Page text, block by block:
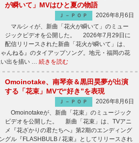
が瞬いて」MVはひと夏の物語
Ｊ－ＰＯＰ
2026年8月6日
マルシィが、新曲「花火が瞬いて」のミュー
ジックビデオを公開した。 2026年7月29日に
配信リリースされた新曲「花火が瞬いて」は、
んねる』のタイアップソング。地元・福岡の花
い出を描い … 続きを読む
Omoinotake、南琴奈＆黒田昊夢が出演
する「花束」MVで“好き”を表現
Ｊ－ＰＯＰ
2026年8月6日
Omoinotakeが、新曲「花束」のミュージック
ビデオを公開した。 新曲「花束」は、TVアニ
メ『花ざかりの君たちへ』第2期のエンディング
グル『FLASHBULB / 花束』としてリリースされ